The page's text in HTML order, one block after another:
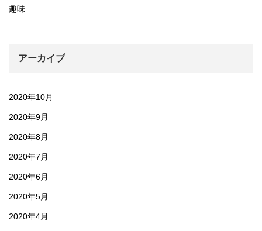
趣味
アーカイブ
2020年10月
2020年9月
2020年8月
2020年7月
2020年6月
2020年5月
2020年4月